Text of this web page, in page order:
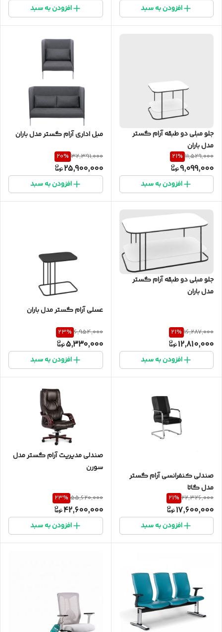
افزودن به سبد افزودن به سبد
جلو مبلی دو طبقه آرام گستر
مدل باران
11,529,000
21%
9,099,000
افزودن به سبد
مبل اداری آرام گستر مدل باران
32,391,000
20%
25,900,000
افزودن به سبد
جلو مبلی دو طبقه آرام گستر
مدل باران
16,287,000
21%
12,810,000
افزودن به سبد
عسلی آرام گستر مدل باران
6,954,000
23%
5,330,000
افزودن به سبد
صندلی کنفرانسی آرام گستر
مدل گاتا
22,326,000
21%
17,600,000
افزودن به سبد
صندلی مدیریت آرام گستر مدل
سورن
55,620,000
23%
42,600,000
افزودن به سبد